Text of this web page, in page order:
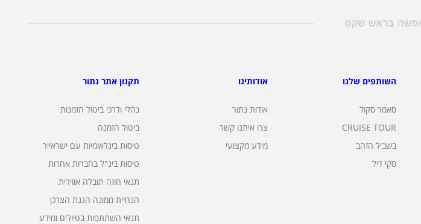
השותפים שלנו
סאמר סקול
CRUISE TOUR
בשביל הזהב
סקי דיל
אודותינו
אודות נתור
צרו איתנו קשר
מידע מקצועי
תקנון אתר נתור
נהלי ודרכי ביטול הזמנות
ביטול הזמנה
טיסות בינלאומיות עם ישראייר
טיסות בינ"ל בחברות אחרות
תנאי חוזה תובלה אווירית
הנחיית ממונה הגנת הצרכן
תנאי השתתפות בטיולים ומידע